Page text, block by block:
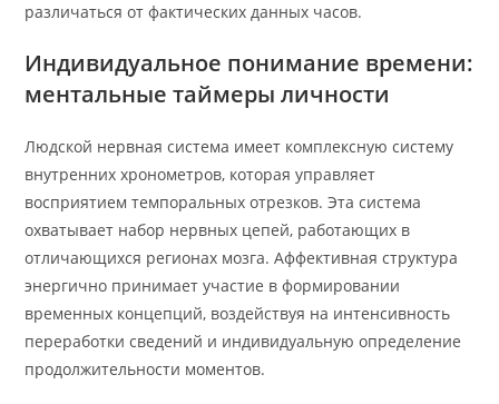
различаться от фактических данных часов.
Индивидуальное понимание времени:
ментальные таймеры личности
Людской нервная система имеет комплексную систему
внутренних хронометров, которая управляет
восприятием темпоральных отрезков. Эта система
охватывает набор нервных цепей, работающих в
отличающихся регионах мозга. Аффективная структура
энергично принимает участие в формировании
временных концепций, воздействуя на интенсивность
переработки сведений и индивидуальную определение
продолжительности моментов.